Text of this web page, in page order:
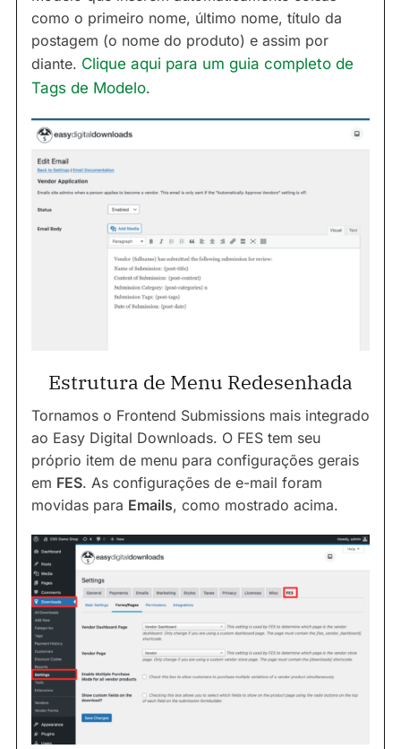
como o primeiro nome, último nome, título da
postagem (o nome do produto) e assim por
diante. Clique aqui para um guia completo de
Tags de Modelo.
Estrutura de Menu Redesenhada
Tornamos o Frontend Submissions mais integrado
ao Easy Digital Downloads. O FES tem seu
próprio item de menu para configurações gerais
em FES. As configurações de e-mail foram
movidas para Emails, como mostrado acima.